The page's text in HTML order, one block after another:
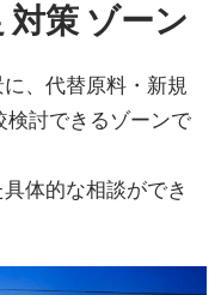
対策 ゾーン
、代替原料・新規
検討できるゾーンで
体的な相談ができ